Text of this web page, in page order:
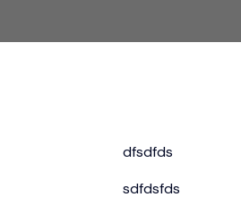
dfsdfds
sdfdsfds